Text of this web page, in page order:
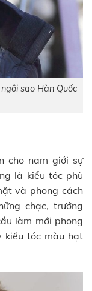
sao Hàn Quốc
cho nam giới sự
là kiểu tóc phù
và phong cách
chạc, trưởng
làm mới phong
kiểu tóc màu hạt